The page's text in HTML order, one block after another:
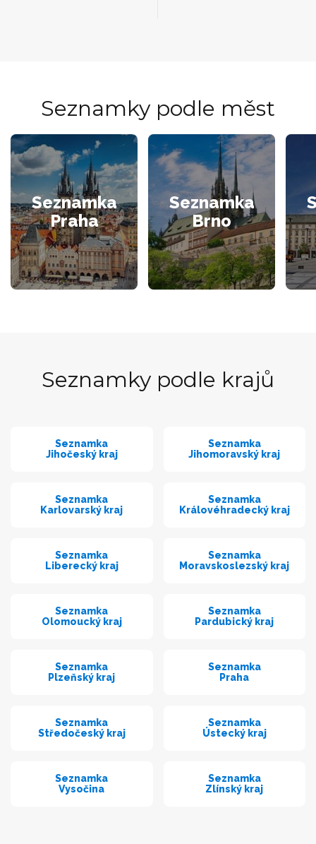
Seznamky podle měst
Seznamka
Praha
Seznamka
Brno
Seznamky podle krajů
Seznamka
Jihočeský kraj
Seznamka
Jihomoravský kraj
Seznamka
Karlovarský kraj
Seznamka
Královéhradecký kraj
Seznamka
Liberecký kraj
Seznamka
Moravskoslezský kraj
Seznamka
Olomoucký kraj
Seznamka
Pardubický kraj
Seznamka
Plzeňský kraj
Seznamka
Praha
Seznamka
Středočeský kraj
Seznamka
Ústecký kraj
Seznamka
Vysočina
Seznamka
Zlínský kraj